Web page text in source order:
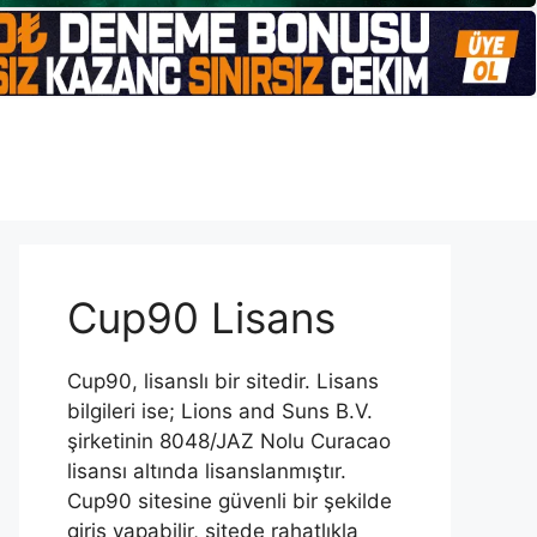
Cup90 Lisans
Cup90, lisanslı bir sitedir. Lisans
bilgileri ise; Lions and Suns B.V.
şirketinin 8048/JAZ Nolu Curacao
lisansı altında lisanslanmıştır.
Cup90 sitesine güvenli bir şekilde
giriş yapabilir, sitede rahatlıkla